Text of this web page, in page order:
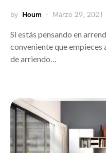
by Houm Marzo 29, 2021
Si estás pensando en
conveniente que
de arriendo…